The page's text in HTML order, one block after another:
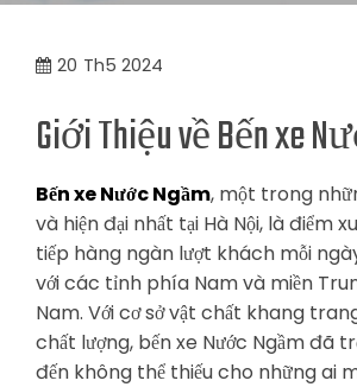
20 Th5 2024
Giới Thiệu về Bến xe
Bến xe Nước Ngầm, một trong
và hiện đại nhất tại Hà Nội, là điểm
tiếp hàng ngàn lượt khách mỗi
với các tỉnh phía Nam và miền
Nam. Với cơ sở vật chất khang
chất lượng, bến xe Nước Ngầm đã
đến không thể thiếu cho những ai